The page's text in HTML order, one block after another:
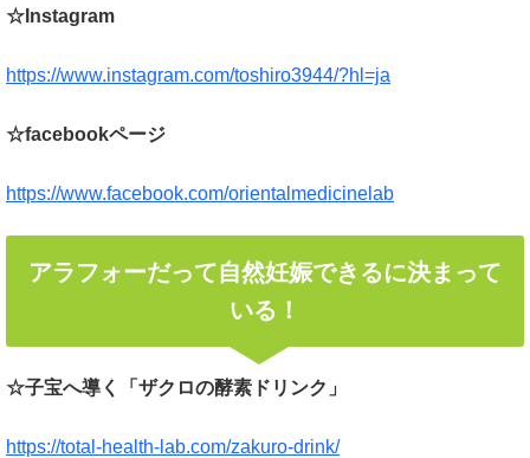
☆Instagram
https://www.instagram.com/toshiro3944/?hl=ja
☆facebookページ
https://www.facebook.com/orientalmedicinelab
アラフォーだって自然妊娠できるに決まって
いる！
☆子宝へ導く「ザクロの酵素ドリンク」
https://total-health-lab.com/zakuro-drink/